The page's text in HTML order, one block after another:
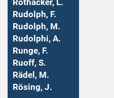
Rothacker, L.
Rudolph, F.
Rudolph, M.
Rudolphi, A.
Runge, F.
Ruoff, S.
Rädel, M.
Rösing, J.